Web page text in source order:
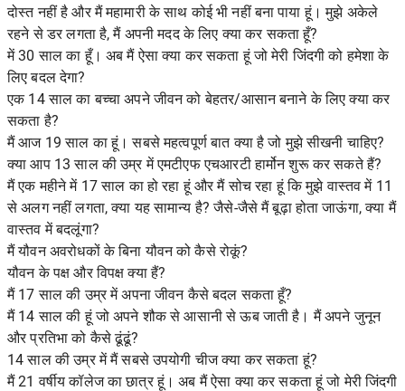
दोस्त नहीं है और मैं महामारी के साथ कोई भी नहीं बना पाया हूं। मुझे अकेले
रहने से डर लगता है, मैं अपनी मदद के लिए क्या कर सकता हूँ?
में 30 साल का हूँ। अब मैं ऐसा क्या कर सकता हूं जो मेरी जिंदगी को हमेशा के
लिए बदल देगा?
एक 14 साल का बच्चा अपने जीवन को बेहतर/आसान बनाने के लिए क्या कर
सकता है?
मैं आज 19 साल का हूं। सबसे महत्वपूर्ण बात क्या है जो मुझे सीखनी चाहिए?
क्या आप 13 साल की उम्र में एमटीएफ एचआरटी हार्मोन शुरू कर सकते हैं?
मैं एक महीने में 17 साल का हो रहा हूं और मैं सोच रहा हूं कि मुझे वास्तव में 11
से अलग नहीं लगता, क्या यह सामान्य है? जैसे-जैसे मैं बूढ़ा होता जाऊंगा, क्या मैं
वास्तव में बदलूंगा?
मैं यौवन अवरोधकों के बिना यौवन को कैसे रोकूं?
यौवन के पक्ष और विपक्ष क्या हैं?
मैं 17 साल की उम्र में अपना जीवन कैसे बदल सकता हूँ?
मैं 14 साल की हूं जो अपने शौक से आसानी से ऊब जाती है। मैं अपने जुनून
और प्रतिभा को कैसे ढूंढूं?
14 साल की उम्र में मैं सबसे उपयोगी चीज क्या कर सकता हूं?
मैं 21 वर्षीय कॉलेज का छात्र हूं। अब मैं ऐसा क्या कर सकता हूं जो मेरी जिंदगी